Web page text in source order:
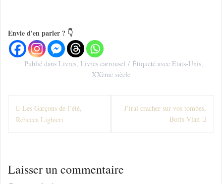
Envie d'en parler ? 👇
Publié dans Livres, Livres carrousel Étiqueté avec Etats-Unis,
XXème siècle
N
i
g
Les Garçons de l’été,
Rebecca Lighieri
J’irai cracher sur vos tombes,
Boris Vian
Laisser un commentaire